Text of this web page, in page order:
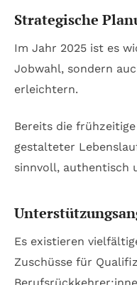
Strategische
Im Jahr 2025 ist es
Jobwahl, sondern
erleichtern.
Bereits die
gestalteter
sinnvoll, authentisch
Es existieren
Zuschüsse für